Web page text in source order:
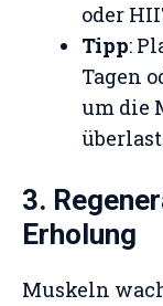
oder
Tipp:
Tagen
um die
3.
Erholung
Muskeln